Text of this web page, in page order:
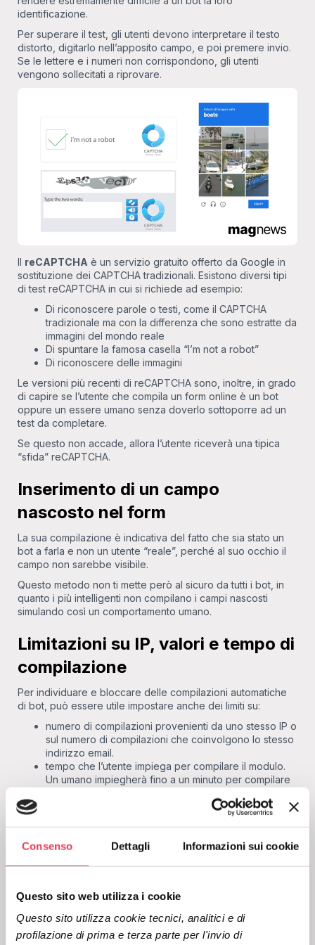
Consenso Dettagli Informazioni sui cookie
Questo sito web utilizza i cookie
Questo sito utilizza cookie tecnici, analitici e di
profilazione di prima e terza parte per l'invio di
identificazione.
Per superare il test, gli utenti devono interpretare il testo
distorto, digitarlo nell’apposito campo, e poi premere invio.
Se le lettere e i numeri non corrispondono, gli utenti
vengono sollecitati a riprovare.
Il reCAPTCHA è un servizio gratuito offerto da Google in
sostituzione dei CAPTCHA tradizionali. Esistono diversi tipi
di test reCAPTCHA in cui si richiede ad esempio:
Di riconoscere parole o testi, come il CAPTCHA
tradizionale ma con la differenza che sono estratte da
immagini del mondo reale
Di spuntare la famosa casella “I’m not a robot”
Di riconoscere delle immagini
Le versioni più recenti di reCAPTCHA sono, inoltre, in grado
di capire se l’utente che compila un form online è un bot
oppure un essere umano senza doverlo sottoporre ad un
test da completare.
Se questo non accade, allora l’utente riceverà una tipica
“sfida” reCAPTCHA.
Inserimento di un campo
nascosto nel form
La sua compilazione è indicativa del fatto che sia stato un
bot a farla e non un utente “reale”, perché al suo occhio il
campo non sarebbe visibile.
Questo metodo non ti mette però al sicuro da tutti i bot, in
quanto i più intelligenti non compilano i campi nascosti
simulando così un comportamento umano.
Limitazioni su IP, valori e tempo di
compilazione
Per individuare e bloccare delle compilazioni automatiche
di bot, può essere utile impostare anche dei limiti su:
numero di compilazioni provenienti da uno stesso IP o
sul numero di compilazioni che coinvolgono lo stesso
indirizzo email.
tempo che l’utente impiega per compilare il modulo.
Un umano impiegherà fino a un minuto per compilare
E il Double Opt-In?
Questa procedura prevede che l’utente che si è iscritto
da cliccare per confermare la registrazione al servizio
richiesto.
Implementando il Double Opt-In senza altra protezione, i
tuoi form saranno comunque esposti a List bombing e a